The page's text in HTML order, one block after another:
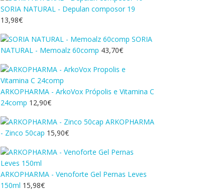
SORIA NATURAL - Depulan composor 19
13,98€
SORIA
NATURAL - Memoalz 60comp 43,70€
ARKOPHARMA - ArkoVox Própolis e Vitamina C
24comp 12,90€
ARKOPHARMA
- Zinco 50cap 15,90€
ARKOPHARMA - Venoforte Gel Pernas Leves
150ml 15,98€